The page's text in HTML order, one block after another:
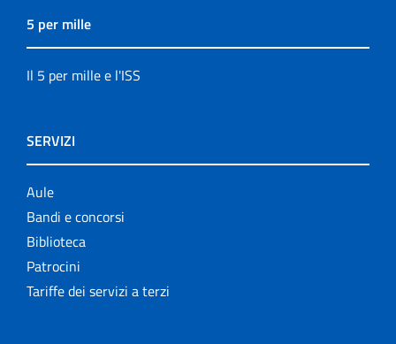
5 per mille
Il 5 per mille e l'ISS
SERVIZI
Aule
Bandi e concorsi
Biblioteca
Patrocini
Tariffe dei servizi a terzi